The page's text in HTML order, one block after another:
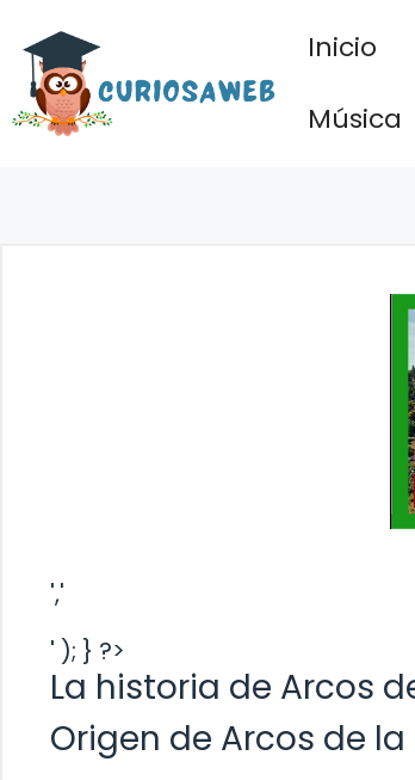
contenido
Inicio
Música
','
' ); } ?>
La historia de Arcos
Origen de Arcos de